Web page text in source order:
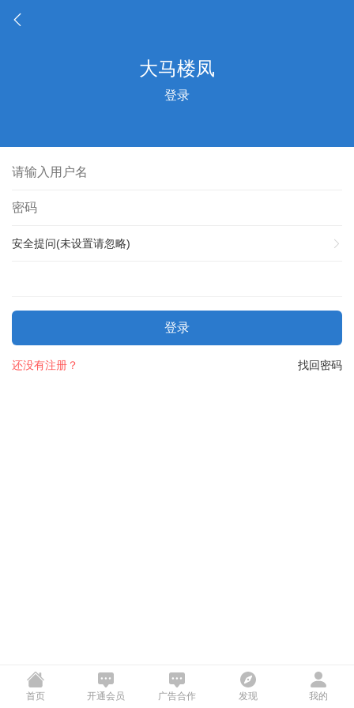
登录
安全提问(未设置请忽略)
登录
找回密码
还没有注册？
首页 开通会员 广告合作 发现 我的